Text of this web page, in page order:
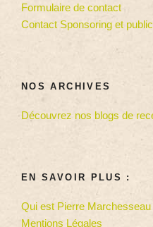
Formulaire de contact
Contact Sponsoring et
NOS ARCHIVES
Découvrez nos blogs de
EN SAVOIR PLUS :
Qui est Pierre Marchesseau
Mentions Légales